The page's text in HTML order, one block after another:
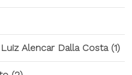
Alencar Dalla Costa (1)